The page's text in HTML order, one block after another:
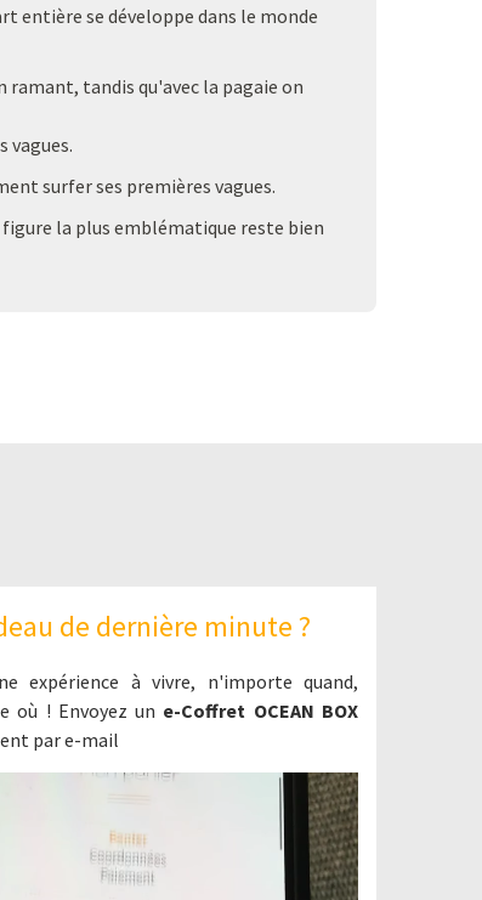
entière se développe dans le monde
tandis qu'avec la pagaie on
vagues.
surfer ses premières vagues.
la plus emblématique reste bien
de dernière minute ?
expérience à vivre, n'importe quand,
où ! Envoyez un e-Coffret OCEAN BOX
par e-mail